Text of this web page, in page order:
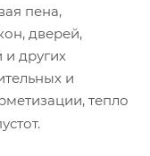
пена,
дверей,
и других
и
тепло